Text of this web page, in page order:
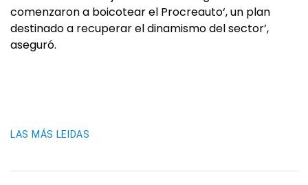
comenzaron a boicotear el Procreauto‘, un plan
destinado a recuperar el dinamismo del sector’,
aseguró.
LAS MÁS LEIDAS